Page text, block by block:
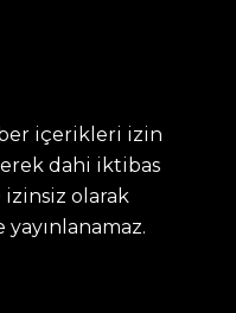
içerikleri izin
dahi iktibas
izinsiz olarak
yayınlanamaz.